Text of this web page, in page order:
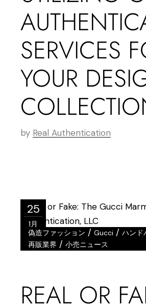
SERVICES
YOUR
by Real Authentication
25
1月
偽造ファッション /Gucci /ハンド
再販業界 /小売ニュース
REAL OR